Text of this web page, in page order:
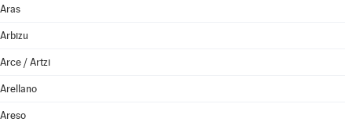
Aras
Arbizu
Arce / Artzi
Arellano
Areso